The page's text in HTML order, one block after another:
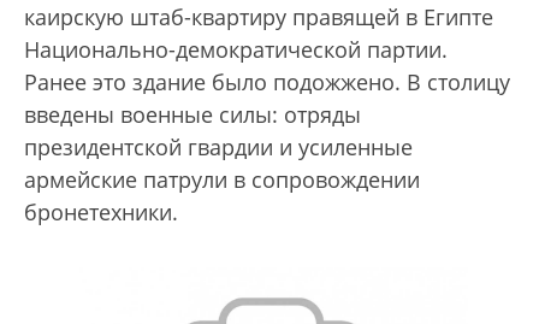
каирскую штаб-квартиру правящей в Египте
Национально-демократической партии.
Ранее это здание было подожжено. В столицу
введены военные силы: отряды
президентской гвардии и усиленные
армейские патрули в сопровождении
бронетехники.